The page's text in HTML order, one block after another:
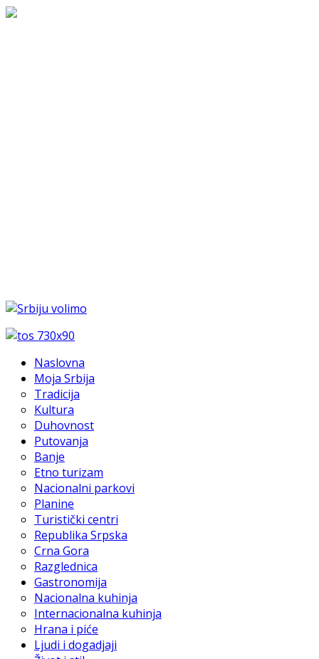
Naslovna
Moja Srbija
Tradicija
Kultura
Duhovnost
Putovanja
Banje
Etno turizam
Nacionalni parkovi
Planine
Turistički centri
Republika Srpska
Crna Gora
Razglednica
Gastronomija
Nacionalna kuhinja
Internacionalna kuhinja
Hrana i piće
Ljudi i dogadjaji